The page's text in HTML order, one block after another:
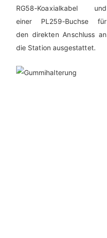
RG58-Koaxialkabel und
einer PL259-Buchse für
den direkten Anschluss an
die Station ausgestattet.